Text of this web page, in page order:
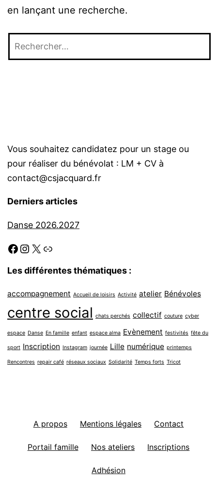
en lançant une recherche.
Rechercher
Vous souhaitez candidatez pour un stage ou
pour réaliser du bénévolat : LM + CV à
contact@csjacquard.fr
Derniers articles
Danse 2026.2027
Facebook
Instagram
X Link
Les différentes thématiques :
accompagnement Accueil de loisirs Activité atelier Bénévoles
centre social chats perchés collectif couture cyber
espace Danse En famille enfant espace alma Evènement festivités fête du
sport Inscription Instagram journée Lille numérique printemps
Rencontres repair café réseaux sociaux Solidarité Temps forts Tricot
A propos Mentions légales Contact
Portail famille Nos ateliers Inscriptions
Adhésion